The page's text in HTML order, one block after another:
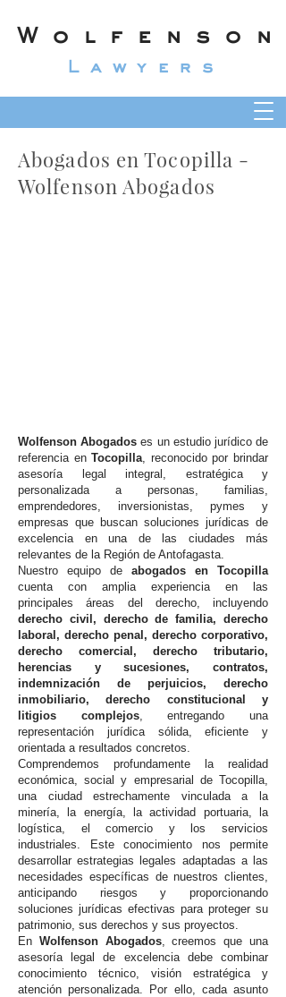
Wolfenson
Lawyers
Abogados en Tocopilla -
Wolfenson Abogados
Wolfenson Abogados es un estudio jurídico de
referencia enTocopilla, reconocido por brindar
asesoría legal integral, estratégica y
personalizada a personas, familias,
emprendedores, inversionistas, pymes y
empresas que buscan soluciones jurídicas de
excelencia en una de las ciudades más
relevantes de la Región de Antofagasta.
Nuestro equipo de abogados en Tocopilla
cuenta con amplia experiencia en las
principales áreas del derecho, incluyendo
derecho civil, derecho de familia, derecho
laboral, derecho penal, derecho corporativo,
derecho comercial, derecho tributario,
herencias y sucesiones, contratos,
indemnización de perjuicios, derecho
inmobiliario, derecho constitucional y
litigios complejos, entregando una
representación jurídica sólida, eficiente y
orientada a resultados concretos.
Comprendemos profundamente la realidad
económica, social y empresarial de Tocopilla,
una ciudad estrechamente vinculada a la
minería, la energía, la actividad portuaria, la
logística, el comercio y los servicios
industriales. Este conocimiento nos permite
desarrollar estrategias legales adaptadas a las
necesidades específicas de nuestros clientes,
anticipando riesgos y proporcionando
soluciones jurídicas efectivas para proteger su
patrimonio, sus derechos y sus proyectos.
En Wolfenson Abogados, creemos que una
asesoría legal de excelencia debe combinar
conocimiento técnico, visión estratégica y
atención personalizada. Por ello, cada asunto